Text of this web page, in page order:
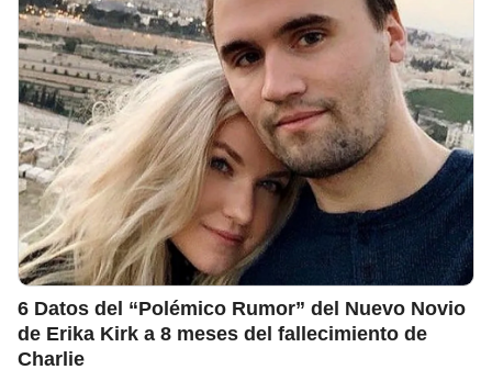
6 Datos del “Polémico Rumor” del Nuevo Novio
de Erika Kirk a 8 meses del fallecimiento de
Charlie